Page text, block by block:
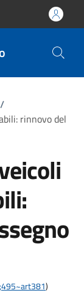
/
rinnovo del
)